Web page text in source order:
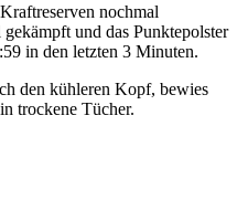
nochmal
und das Punktepolster
in den letzten 3 Minuten.
den kühleren Kopf, bewies
trockene Tücher.